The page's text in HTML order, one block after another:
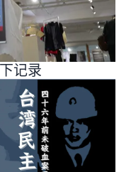
史留下记录